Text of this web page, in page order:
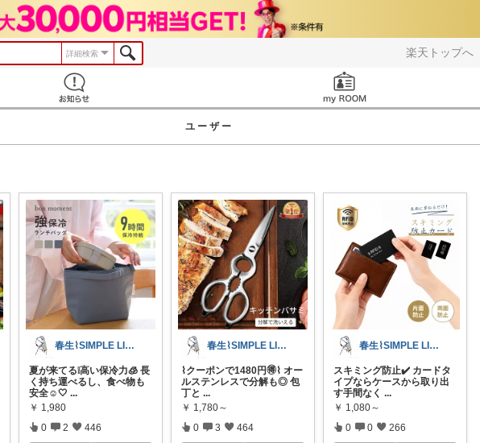
楽天トップへ
詳細検索
ユーザー
春生⌇SIMPLE LIFE⌇
夏が来てる❕高い保冷力🧊 長
く持ち運べるし、食べ物も
安全☺️🤍 ...
￥ 1,980
0 2 446
春生⌇SIMPLE LIFE⌇
⌇クーポンで1480円🉐⌇ オー
ルステンレスで分解も◎ 包
丁と ...
￥ 1,780～
0 3 464
春生⌇SIMPLE LIFE⌇
スキミング防止✔️ カードタ
イプならケースから取り出
す手間なく ...
￥ 1,080～
0 0 266